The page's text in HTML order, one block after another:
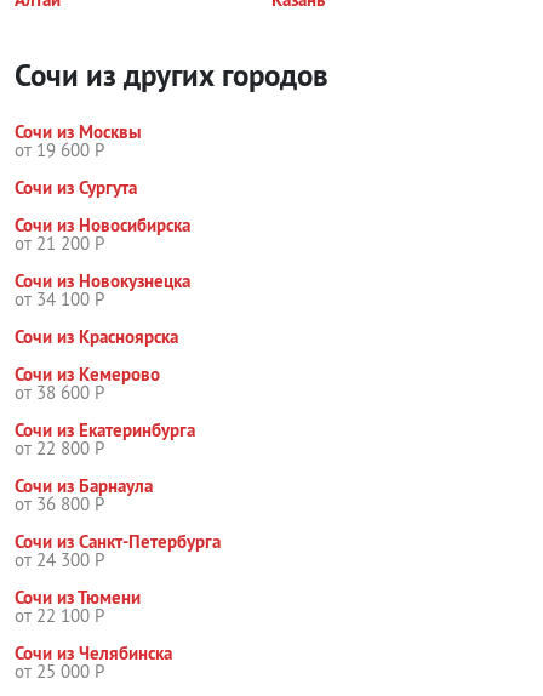
Сочи из других городов
Сочи из Москвы
от 19 600 Р
Сочи из Сургута
Сочи из Новосибирска
от 21 200 Р
Сочи из Новокузнецка
от 34 100 Р
Сочи из Красноярска
Сочи из Кемерово
от 38 600 Р
Сочи из Екатеринбурга
от 22 800 Р
Сочи из Барнаула
от 36 800 Р
Сочи из Санкт-Петербурга
от 24 300 Р
Сочи из Тюмени
от 22 100 Р
Сочи из Челябинска
от 25 000 Р